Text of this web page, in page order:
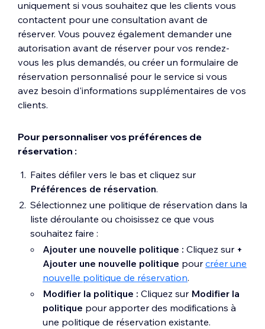
uniquement si vous souhaitez que les clients vous
contactent pour une consultation avant de
réserver. Vous pouvez également demander une
autorisation avant de réserver pour vos rendez-
vous les plus demandés, ou créer un formulaire de
réservation personnalisé pour le service si vous
avez besoin d'informations supplémentaires de vos
clients.
Pour personnaliser vos préférences de
réservation :
Faites défiler vers le bas et cliquez sur
Préférences de réservation.
Sélectionnez une politique de réservation dans la
liste déroulante ou choisissez ce que vous
souhaitez faire :
Ajouter une nouvelle politique : Cliquez sur+
Ajouter une nouvelle politique pourcréer une
nouvelle politique de réservation.
Modifier la politique : Cliquez sur Modifier la
politique pour apporter des modifications à
une politique de réservation existante.